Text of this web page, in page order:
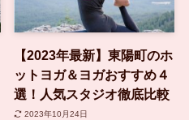
【2023年最新】東陽町のホ
ットヨガ＆ヨガおすすめ４
選！人気スタジオ徹底比較
2023年10月24日